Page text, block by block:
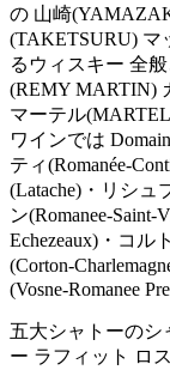
の 山崎
(TAKETSURU)
るウィスキー 全
(REMY MARTIN)
マーテル
ワインでは
ティ(Romanée-
(Latache)・リシュ
ン(Romanee-
Echezeaux)・コル
(Corton-
(Vosne-Romanee
五大シャトーのシ
ー ラフィット ロ